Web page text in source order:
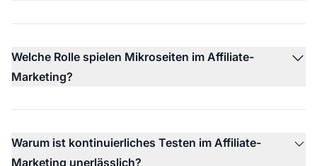
Welche Rolle spielen Mikroseiten im Affiliate-
Marketing?
Warum ist kontinuierliches Testen im Affiliate-
Marketing unerlässlich?